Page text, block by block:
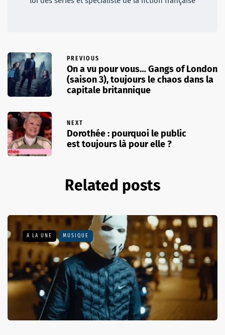
PREVIOUS
On a vu pour vous… Gangs of London
(saison 3), toujours le chaos dans la
capitale britannique
NEXT
Dorothée : pourquoi le public
est toujours là pour elle ?
Related posts
A LA UNE MUSIQUE